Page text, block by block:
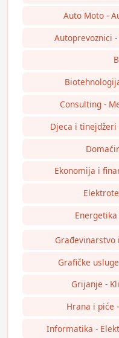
Auto Moto -
Autoprevoznici
Consulting -
Djeca i
Ekonomija i
Grafičke
Grijanje -
Hrana i piće
Informatika -